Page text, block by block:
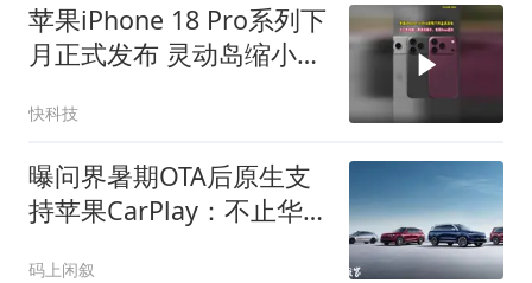
苹果iPhone 18 Pro系列下
月正式发布 灵动岛缩小、
快科技
曝问界暑期OTA后原生支
持苹果CarPlay：不止华
码上闲叙